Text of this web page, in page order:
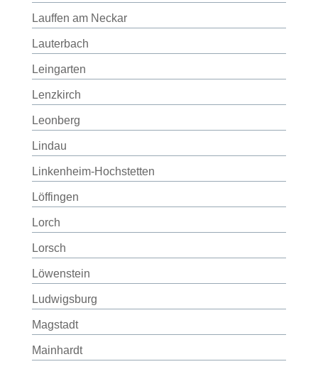
Lauffen am Neckar
Lauterbach
Leingarten
Lenzkirch
Leonberg
Lindau
Linkenheim-Hochstetten
Löffingen
Lorch
Lorsch
Löwenstein
Ludwigsburg
Magstadt
Mainhardt